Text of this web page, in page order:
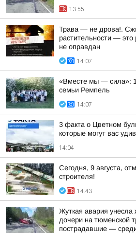
13:55
Трава — не дрова!.
растительности — это
не оправдан
14:07
«Вместе мы — сила»:
семьи Ремпель
14:07
3 факта о Цветном
которые могут вас
14:04
Сегодня, 9 августа,
строителя!
14:43
Жуткая авария унесла
дочери на тюменской
пострадавшие —